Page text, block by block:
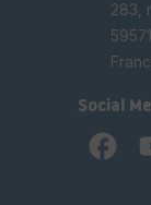
283,
Social